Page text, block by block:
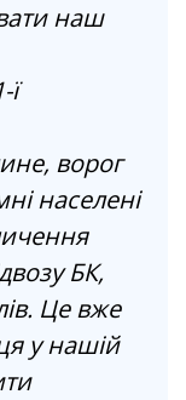
наш
ворог
населені
БК,
Це вже
у нашій